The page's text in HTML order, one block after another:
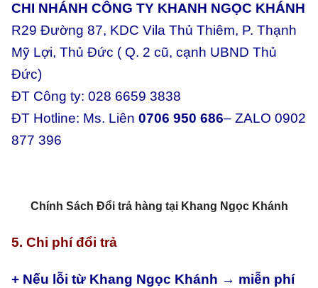
CHI NHÁNH CÔNG TY KHANH NGỌC KHÁNH
R29 Đường 87, KDC Vila Thủ Thiêm, P. Thạnh
Mỹ Lợi, Thủ Đức ( Q. 2 cũ, cạnh UBND Thủ
Đức)
ĐT Công ty: 028 6659 3838
ĐT Hotline: Ms. Liên 0706 950 686– ZALO 0902
877 396
Chính Sách Đổi trả hàng tại Khang Ngọc Khánh
5. Chi phí đổi trả
+ Nếu lỗi từ Khang Ngọc Khánh → miễn phí